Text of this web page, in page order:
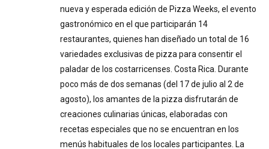
nueva y esperada edición de Pizza Weeks, el evento
gastronómico en el que participarán 14
restaurantes, quienes han diseñado un total de 16
variedades exclusivas de pizza para consentir el
paladar de los costarricenses. Costa Rica. Durante
poco más de dos semanas (del 17 de julio al 2 de
agosto), los amantes de la pizza disfrutarán de
creaciones culinarias únicas, elaboradas con
recetas especiales que no se encuentran en los
menús habituales de los locales participantes. La